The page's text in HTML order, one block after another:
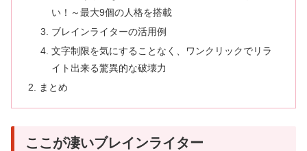
い！～最大9個の人格を搭載
ブレインライターの活用例
文字制限を気にすることなく、ワンクリックでリラ
イト出来る驚異的な破壊力
まとめ
ここが凄いブレインライター